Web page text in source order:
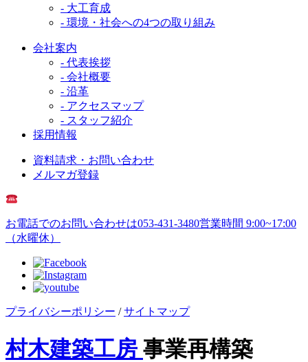
- 大工育成
- 環境・社会への4つの取り組み
会社案内
- 代表挨拶
- 会社概要
- 沿革
- アクセスマップ
- スタッフ紹介
採用情報
資料請求・お問い合わせ
メルマガ登録
お電話でのお問い合わせは053-431-3480営業時間 9:00~17:00
（水曜休）
プライバシーポリシー /サイトマップ
村木建築工房 事業再構築